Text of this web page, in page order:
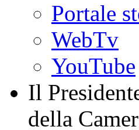
Portale
WebTv
YouTube
Il
della